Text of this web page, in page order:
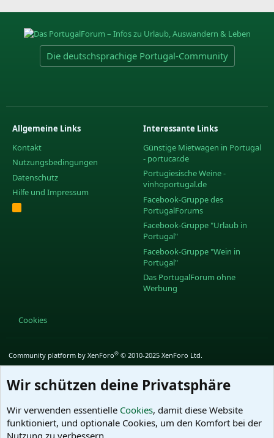
Die deutschsprachige Portugal-Community
Allgemeine Links
Kontakt
Nutzungsbedingungen
Datenschutz
Hilfe und Impressum
R
S
Interessante Links
Günstige Mietwagen in Portugal
- portucar.de
Portugiesische Weine -
vinhoportugal.de
Facebook-Gruppe des
PortugalForums
Facebook-Gruppe "Urlaub in
Portugal"
Facebook-Gruppe "Wein in
Portugal"
Das PortugalForum ohne
Werbung
Cookies
Community platform by XenForo® © 2010-2025 XenForo Ltd.
Wir schützen deine Privatsphäre
Wir verwenden essentielle Cookies, damit diese Website
funktioniert, und optionale Cookies, um den Komfort bei der
Nutzung zu verbessern.